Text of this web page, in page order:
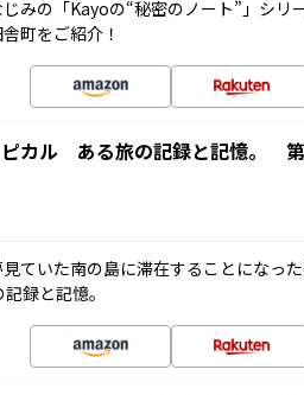
みの「Kayoの“秘密のノート”」シリ
町をご紹介！
ピカル ある旅の記録と記憶。
ていた南の島に滞在することになっ
録と記憶。